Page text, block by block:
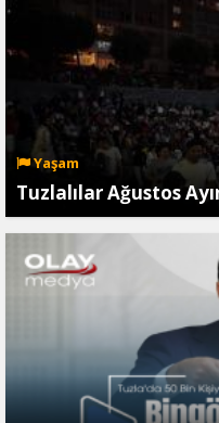
Yaşam
Tuzlalılar Ağustos